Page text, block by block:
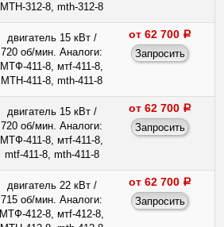
МТН-312-8, mth-312-8
двигатель 15 кВт /
720 об/мин. Аналоги:
МТФ-411-8, мтf-411-8,
МТН-411-8, mth-411-8
от 62 700 a
двигатель 15 кВт /
720 об/мин. Аналоги:
МТФ-411-8, мтf-411-8,
mtf-411-8, mth-411-8
от 62 700 a
двигатель 22 кВт /
715 об/мин. Аналоги:
МТФ-412-8, мтf-412-8,
от 62 700 a